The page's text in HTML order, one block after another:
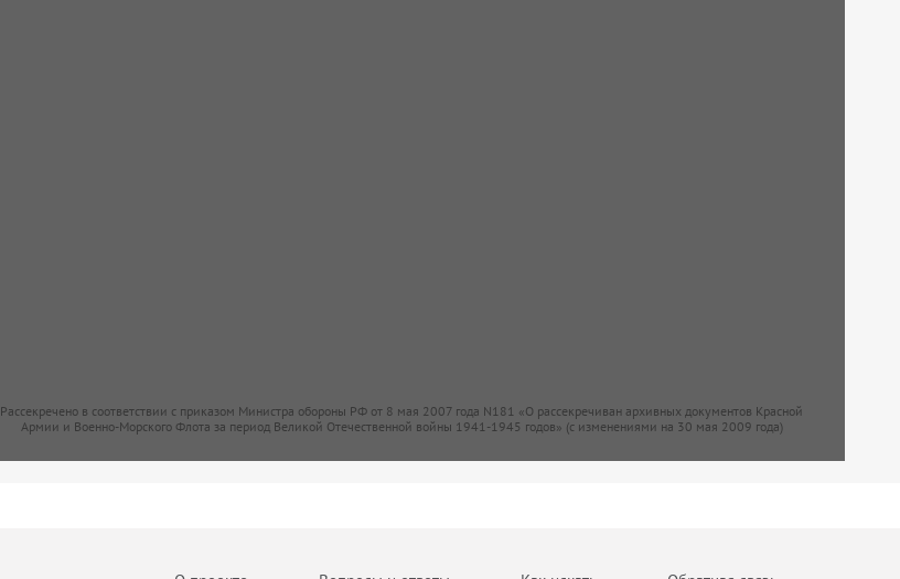
Рассекречено в соответствии с приказом Министра обороны РФ от 8 мая 2007 года N181 «О рассекречиван архивных документов Красной
Армии и Военно-Морского Флота за период Великой Отечественной войны 1941-1945 годов» (с изменениями на 30 мая 2009 года)